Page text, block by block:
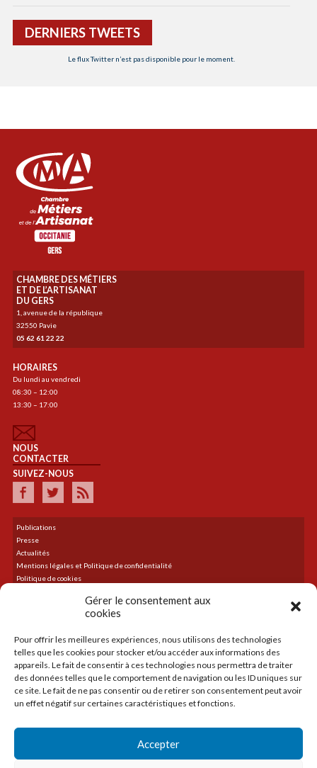
Gérer le consentement aux
cookies
Pour offrir les meilleures expériences, nous utilisons des technologies
telles que les cookies pour stocker et/ou accéder aux informations des
appareils. Le fait de consentir à ces technologies nous permettra de traiter
des données telles que le comportement de navigation ou les ID uniques sur
ce site. Le fait de ne pas consentir ou de retirer son consentement peut avoir
un effet négatif sur certaines caractéristiques et fonctions.
Accepter
DERNIERS TWEETS
Le flux Twitter n’est pas disponible pour le moment.
CHAMBRE DES MÉTIERS
ET DE L’ARTISANAT
DU GERS
1, avenue de la république
32550 Pavie
05 62 61 22 22
HORAIRES
Du lundi au vendredi
08:30 – 12:00
13:30 – 17:00
NOUS
CONTACTER
SUIVEZ-NOUS
Publications
Presse
Actualités
Mentions légales et Politique de confidentialité
Politique de cookies
DERNIER TWEET
Le flux Twitter n’est pas disponible pour le moment.
CRÉER